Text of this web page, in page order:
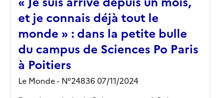
et je connais déjà tout le
monde » : dans la petite bulle
du campus de Sciences Po Paris
à Poitiers
Le Monde - N°24836 07/11/2024